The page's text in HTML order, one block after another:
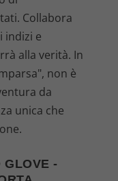
Collabora
indizi e
alla verità. In
non è
da
unica che
GLOVE -